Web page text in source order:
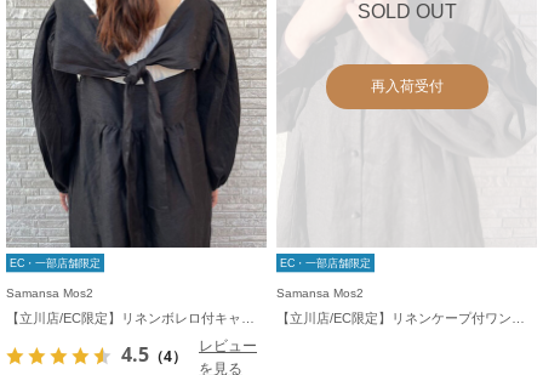
EC・一部店舗限定
Samansa Mos2
4.5 （4）
レビュー
を見る
SOLD OUT
再入荷受付
EC・一部店舗限定
Samansa Mos2